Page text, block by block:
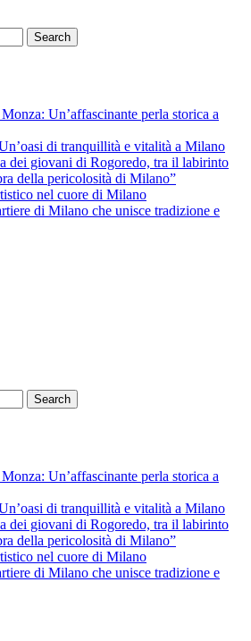
Search
Un’affascinante perla storica a
di tranquillità e vitalità a Milano
dei giovani di Rogoredo, tra il labirinto
della pericolosità di Milano”
nel cuore di Milano
di Milano che unisce tradizione e
Search
Un’affascinante perla storica a
di tranquillità e vitalità a Milano
dei giovani di Rogoredo, tra il labirinto
della pericolosità di Milano”
nel cuore di Milano
di Milano che unisce tradizione e